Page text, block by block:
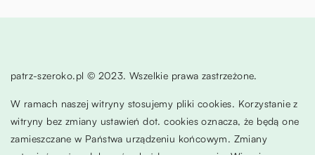
patrz-szeroko.pl © 2023. Wszelkie prawa zastrzeżone.
W ramach naszej witryny stosujemy pliki cookies. Korzystanie z
witryny bez zmiany ustawień dot. cookies oznacza, że będą one
zamieszczane w Państwa urządzeniu końcowym. Zmiany